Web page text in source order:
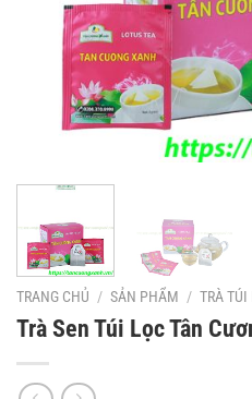
TRANG CHỦ / SẢN PHẨM / TRÀ TÚI
Trà Sen Túi Lọc Tân